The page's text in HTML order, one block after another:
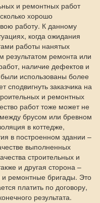
и ремонтных работ
хорошо
работу. К данному
когда ожидания
работы нанятых
результатом ремонта или
наличие дефектов и
использованы более
заказчика на
и ремонтных
работ тоже может не
брусом или бревном
в коттедже,
в построенном здании –
выполненных
строительных и
и другая сторона –
и ремонтные бригады. Это
платить по договору,
результата.